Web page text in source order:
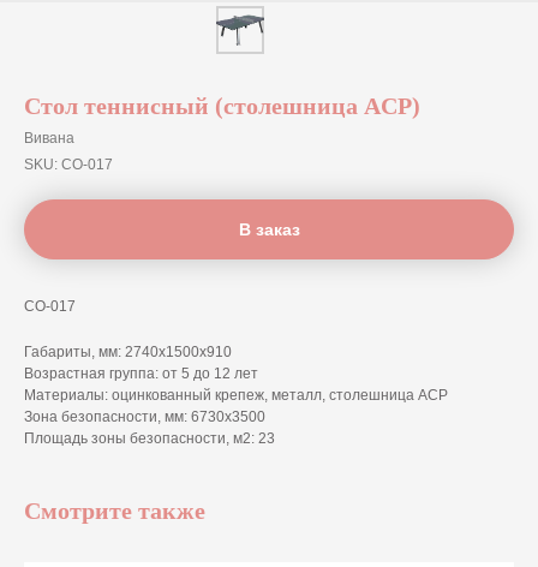
Стол теннисный (столешница ACP)
Вивана
SKU: СО-017
В заказ
СО-017
Габариты, мм: 2740х1500х910
Возрастная группа: от 5 до 12 лет
Материалы: оцинкованный крепеж, металл, столешница ACP
Зона безопасности, мм: 6730x3500
Площадь зоны безопасности, м2: 23
Смотрите также